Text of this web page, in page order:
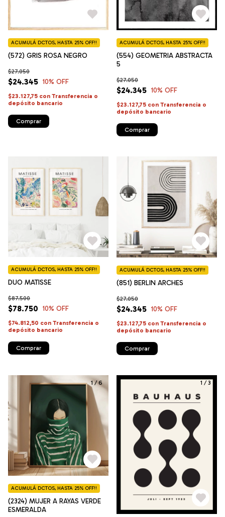
(572) GRIS ROSA NEGRO
$24.345
$27.050
10% OFF
ACUMULÁ DCTOS, HASTA 25% OFF!!
$23.127,75 con Transferencia o
depósito bancario
Comprar
(554) GEOMETRIA ABSTRACTA
5
$24.345
$27.050
10% OFF
ACUMULÁ DCTOS, HASTA 25% OFF!!
$23.127,75 con Transferencia o
depósito bancario
Comprar
DUO MATISSE
$78.750
$87.500
10% OFF
ACUMULÁ DCTOS, HASTA 25% OFF!!
$74.812,50 con Transferencia o
depósito bancario
Comprar
(851) BERLIN ARCHES
$24.345
$27.050
10% OFF
ACUMULÁ DCTOS, HASTA 25% OFF!!
$23.127,75 con Transferencia o
depósito bancario
Comprar
1/6
(2324) MUJER A RAYAS VERDE
ESMERALDA
ACUMULÁ DCTOS, HASTA 25% OFF!!
1 /3